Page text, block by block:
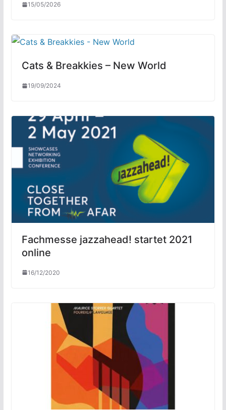
15/05/2026
Cats & Breakkies – New World
19/09/2024
Fachmesse jazzahead! startet 2021
online
16/12/2020